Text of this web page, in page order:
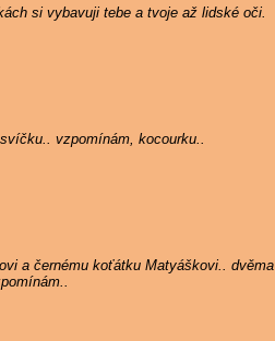
si vybavuji tebe a tvoje až lidské oči.
vzpomínám, kocourku..
a černému koťátku Matyáškovi.. dvěma